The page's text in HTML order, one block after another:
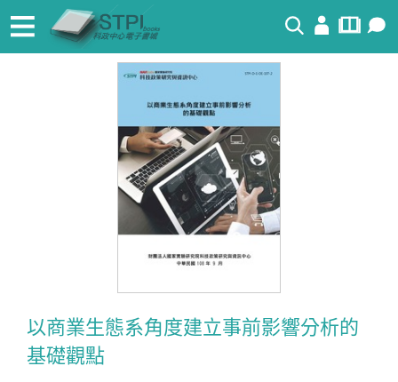
搜尋
以商業生態系角度建立事前影響分析的
基礎觀點